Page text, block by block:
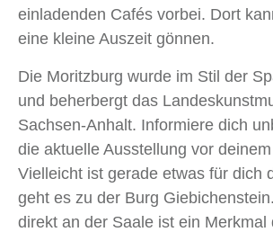
einladenden Cafés vorbei. Dort
eine kleine Auszeit gönnen.
Die Moritzburg wurde im Stil der
und beherbergt das
Sachsen-Anhalt. Informiere dich
die aktuelle Ausstellung vor
Vielleicht ist gerade etwas für dich
geht es zu der Burg
direkt an der Saale ist ein Merkmal